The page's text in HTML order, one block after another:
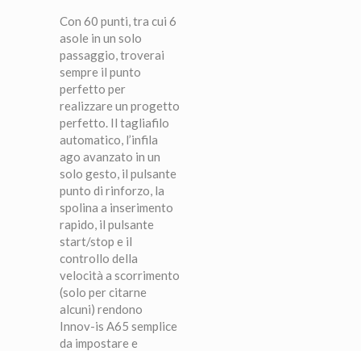
Con 60 punti, tra cui 6
asole in un solo
passaggio, troverai
sempre il punto
perfetto per
realizzare un progetto
perfetto. Il tagliafilo
automatico, l’infila
ago avanzato in un
solo gesto, il pulsante
punto di rinforzo, la
spolina a inserimento
rapido, il pulsante
start/stop e il
controllo della
velocità a scorrimento
(solo per citarne
alcuni) rendono
Innov-is A65 semplice
da impostare e